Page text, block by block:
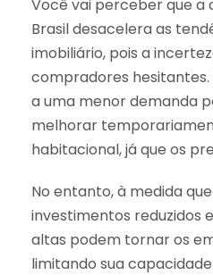
Você vai perceber que a
Brasil desacelera as
imobiliário, pois a
compradores hesitantes.
a uma menor demanda
melhorar
habitacional, já que os
No entanto, à medida
investimentos reduzidos
altas podem tornar os
limitando sua